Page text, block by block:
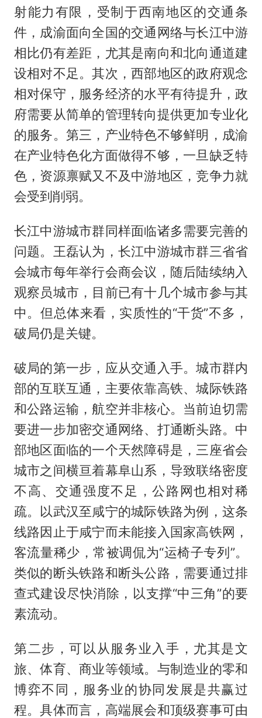
射能力有限，受制于西南地区的交通条
件，成渝面向全国的交通网络与长江中游
相比仍有差距，尤其是南向和北向通道建
设相对不足。其次，西部地区的政府观念
相对保守，服务经济的水平有待提升，政
府需要从简单的管理转向提供更加专业化
的服务。第三，产业特色不够鲜明，成渝
在产业特色化方面做得不够，一旦缺乏特
色，资源禀赋又不及中游地区，竞争力就
会受到削弱。
长江中游城市群同样面临诸多需要完善的
问题。王磊认为，长江中游城市群三省省
会城市每年举行会商会议，随后陆续纳入
观察员城市，目前已有十几个城市参与其
中。但总体来看，实质性的“干货”不多，
破局仍是关键。
破局的第一步，应从交通入手。城市群内
部的互联互通，主要依靠高铁、城际铁路
和公路运输，航空并非核心。当前迫切需
要进一步加密交通网络、打通断头路。中
部地区面临的一个天然障碍是，三座省会
城市之间横亘着幕阜山系，导致联络密度
不高、交通强度不足，公路网也相对稀
疏。以武汉至咸宁的城际铁路为例，这条
线路因止于咸宁而未能接入国家高铁网，
客流量稀少，常被调侃为“运椅子专列”。
类似的断头铁路和断头公路，需要通过排
查式建设尽快消除，以支撑“中三角”的要
素流动。
第二步，可以从服务业入手，尤其是文
旅、体育、商业等领域。与制造业的零和
博弈不同，服务业的协同发展是共赢过
程。具体而言，高端展会和顶级赛事可由